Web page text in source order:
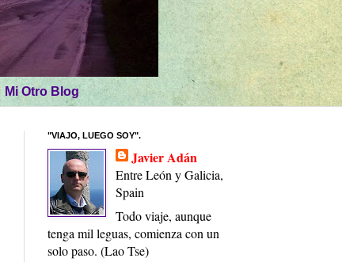
Mi Otro Blog
"VIAJO, LUEGO SOY".
Javier Adán
Entre León y Galicia,
Spain
Todo viaje, aunque
tenga mil leguas, comienza con un
solo paso. (Lao Tse)